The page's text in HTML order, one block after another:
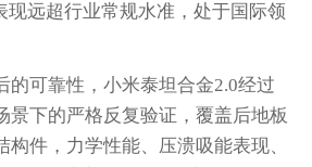
现远超行业常规水准，处于国际领
的可靠性，小米泰坦合金2.0经过
景下的严格反复验证，覆盖后地板
件，力学性能、压溃吸能表现、